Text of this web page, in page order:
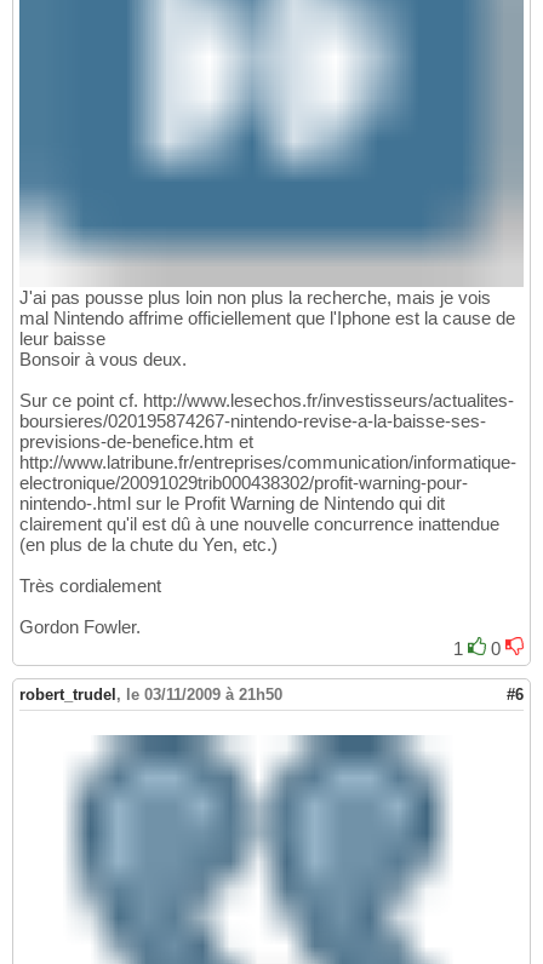
J'ai pas pousse plus loin non plus la recherche, mais je vois
mal Nintendo affrime officiellement que l'Iphone est la cause de
leur baisse
Bonsoir à vous deux.
Sur ce point cf. http://www.lesechos.fr/investisseurs/actualites-
boursieres/020195874267-nintendo-revise-a-la-baisse-ses-
previsions-de-benefice.htm et
http://www.latribune.fr/entreprises/communication/informatique-
electronique/20091029trib000438302/profit-warning-pour-
nintendo-.html sur le Profit Warning de Nintendo qui dit
clairement qu'il est dû à une nouvelle concurrence inattendue
(en plus de la chute du Yen, etc.)
Très cordialement
Gordon Fowler.
1
0
robert_trudel , le 03/11/2009 à 21h50 #6